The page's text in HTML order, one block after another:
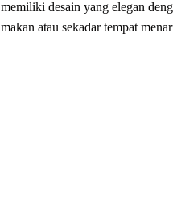
memiliki desain yang elegan
makan atau sekadar tempat